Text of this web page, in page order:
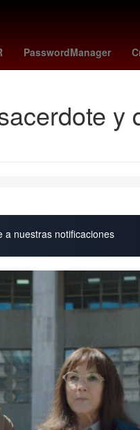
PasswordManager
España frankfurt -
y
a nuestras notificaciones